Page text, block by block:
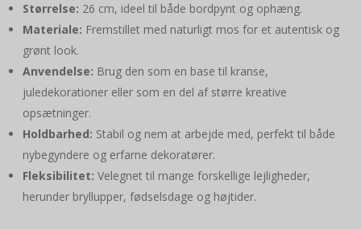
Størrelse: 26 cm, ideel til både bordpynt og ophæng.
Materiale: Fremstillet med naturligt mos for et autentisk og
grønt look.
Anvendelse: Brug den som en base til kranse,
juledekorationer eller som en del af større kreative
opsætninger.
Holdbarhed: Stabil og nem at arbejde med, perfekt til både
nybegyndere og erfarne dekoratører.
Fleksibilitet: Velegnet til mange forskellige lejligheder,
herunder bryllupper, fødselsdage og højtider.